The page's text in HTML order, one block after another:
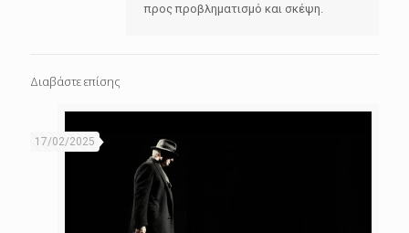
προς προβληματισμό και σκέψη.
Διαβάστε επίσης
17/02/2025